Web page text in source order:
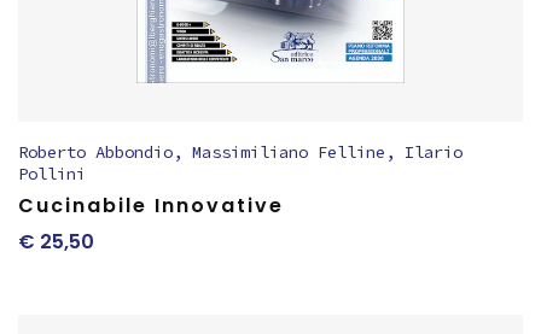
Roberto Abbondio, Massimiliano Felline , Ilario
Pollini
Cucinabile Innovative
€ 25,50